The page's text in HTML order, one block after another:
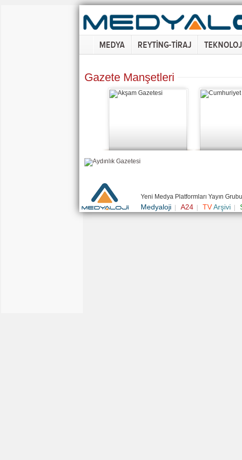
MEDYA REYTİNG-TİRAJ
Gazete Manşetleri
Yeni Medya Platformları Yayın Grubu
Medyaloji| A24| TVArşivi|